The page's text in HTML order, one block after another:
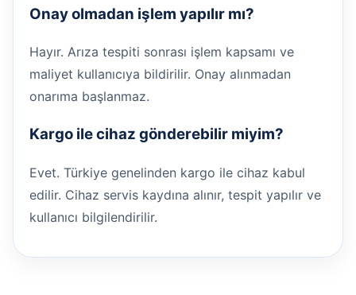
Onay olmadan işlem yapılır mı?
Hayır. Arıza tespiti sonrası işlem kapsamı ve
maliyet kullanıcıya bildirilir. Onay alınmadan
onarıma başlanmaz.
Kargo ile cihaz gönderebilir miyim?
Evet. Türkiye genelinden kargo ile cihaz kabul
edilir. Cihaz servis kaydına alınır, tespit yapılır ve
kullanıcı bilgilendirilir.